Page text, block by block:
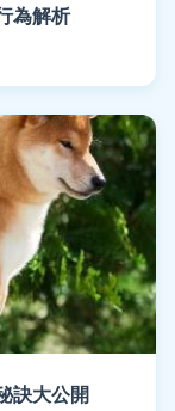
為解析
訣大公開